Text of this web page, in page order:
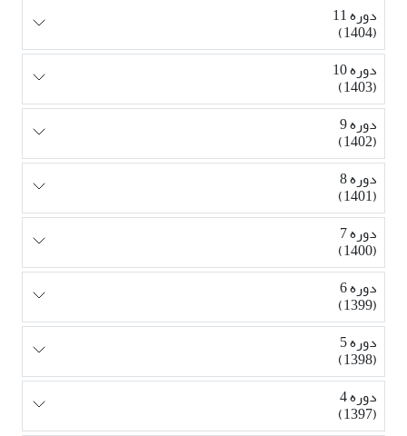
دوره 11
(1404)
دوره 10
(1403)
دوره 9
(1402)
دوره 8
(1401)
دوره 7
(1400)
دوره 6
(1399)
دوره 5
(1398)
دوره 4
(1397)